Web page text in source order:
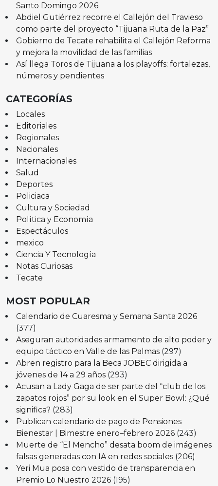
Santo Domingo 2026
Abdiel Gutiérrez recorre el Callejón del Travieso
como parte del proyecto “Tijuana Ruta de la Paz”
Gobierno de Tecate rehabilita el Callejón Reforma
y mejora la movilidad de las familias
Así llega Toros de Tijuana a los playoffs: fortalezas,
números y pendientes
CATEGORÍAS
Locales
Editoriales
Regionales
Nacionales
Internacionales
Salud
Deportes
Policiaca
Cultura y Sociedad
Política y Economía
Espectáculos
mexico
Ciencia Y Tecnología
Notas Curiosas
Tecate
MOST POPULAR
Calendario de Cuaresma y Semana Santa 2026
(377)
Aseguran autoridades armamento de alto poder y
equipo táctico en Valle de las Palmas (297)
Abren registro para la Beca JOBEC dirigida a
jóvenes de 14 a 29 años (293)
Acusan a Lady Gaga de ser parte del “club de los
zapatos rojos” por su look en el Super Bowl: ¿Qué
significa? (283)
Publican calendario de pago de Pensiones
Bienestar | Bimestre enero–febrero 2026 (243)
Muerte de “El Mencho” desata boom de imágenes
falsas generadas con IA en redes sociales (206)
Yeri Mua posa con vestido de transparencia en
Premio Lo Nuestro 2026 (195)